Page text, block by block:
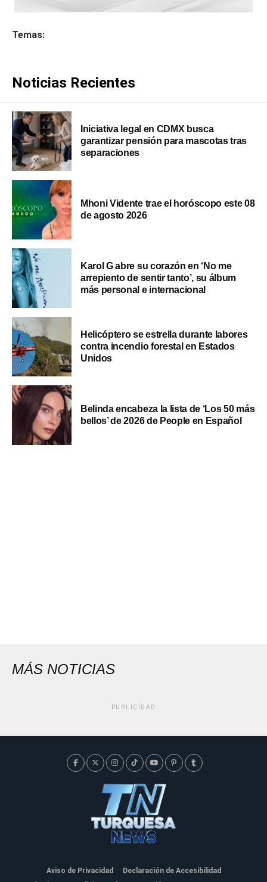
Temas:
Noticias Recientes
Iniciativa legal en CDMX busca
garantizar pensión para mascotas tras
separaciones
Mhoni Vidente trae el horóscopo este 08
de agosto 2026
Karol G abre su corazón en ‘No me
arrepiento de sentir tanto’, su álbum
más personal e internacional
Helicóptero se estrella durante labores
contra incendio forestal en Estados
Unidos
Belinda encabeza la lista de ‘Los 50 más
bellos’ de 2026 de People en Español
MÁS NOTICIAS
PUBLICIDAD
Aviso de Privacidad
Declaración de Accesibilidad